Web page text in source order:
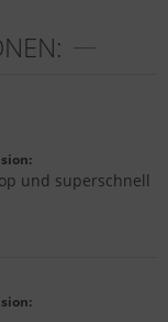
und superschnell